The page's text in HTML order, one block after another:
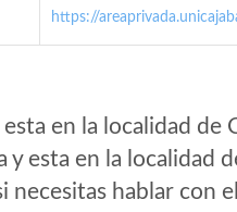
https://
en la localidad de
esta en la localidad
necesitas hablar con